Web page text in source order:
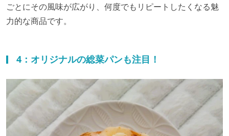
ごとにその風味が広がり、何度でもリピートしたくなる魅
力的な商品です。
4：オリジナルの総菜パンも注目！